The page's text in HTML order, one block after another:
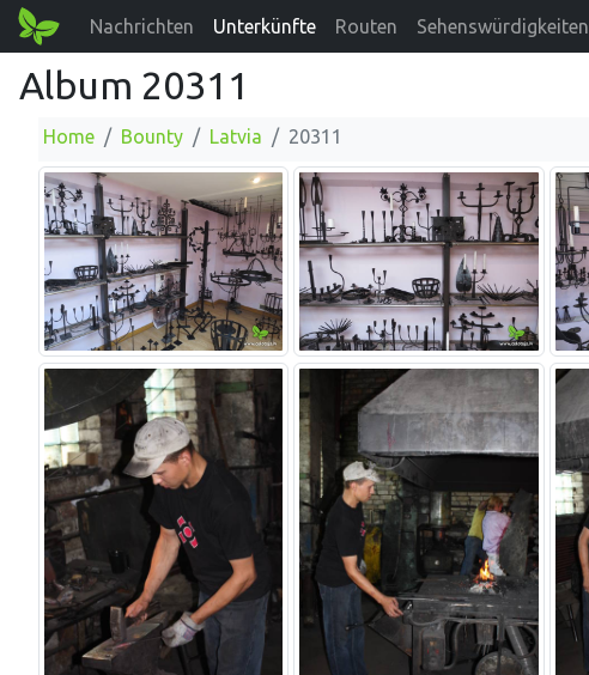
Nachrichten Unterkünfte Routen Sehenswürdigkeiten
Album 20311
Home Bounty Latvia 20311